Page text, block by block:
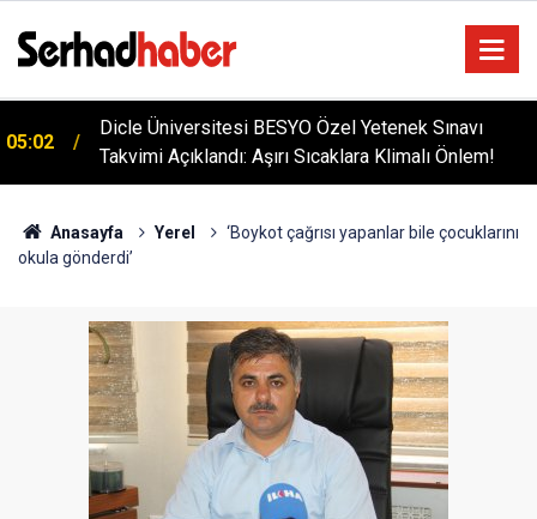
05:02
Dicle Üniversitesi BESYO Özel Yetenek Sınavı
Takvimi Açıklandı: Aşırı Sıcaklara Klimalı Önlem!
Anasayfa Yerel
‘Boykot çağrısı yapanlar bile çocuklarını
okula gönderdi’